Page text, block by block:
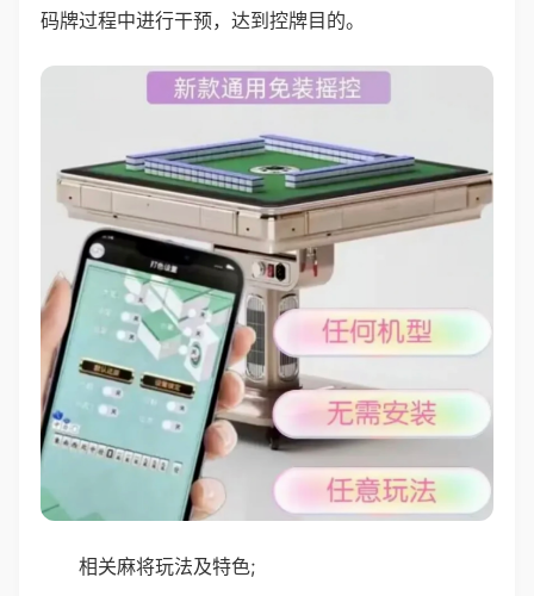
码牌过程中进行干预，达到控牌目的。
相关麻将玩法及特色;